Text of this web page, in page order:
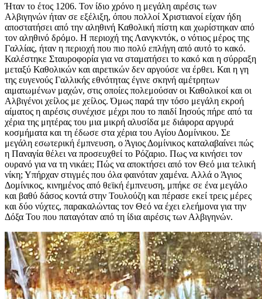
Ήταν το έτος 1206. Τον ίδιο χρόνο η μεγάλη αιρέσις των
Αλβιγηνών ήταν σε εξέλιξη, όπου πολλοί Χριστιανοί είχαν ήδη
αποστατήσει από την αληθινή Καθολική πίστη και χωρίστηκαν από
τον αληθινό δρόμο. Η περιοχή της Λανγκντόκ, ο νότιος μέρος της
Γαλλίας, ήταν η περιοχή που πιο πολύ επλήγη από αυτό το κακό.
Καλέστηκε Σταυροφορία για να σταματήσει το κακό και η σύρραξη
μεταξύ Καθολικών και αιρετικών δεν αργούσε να έρθει. Και η γη
της ευγενούς Γαλλικής εθνότητας έγινε σκηνή αμέτρητων
αιματωμένων μαχών, στις οποίες πολεμούσαν οι Καθολικοί και οι
Αλβιγένοι χείλος με χείλος. Όμως παρά την τόσο μεγάλη εκροή
αίματος η αιρέσις συνέχισε μέχρι που το παιδί Ιησούς πήρε από τα
χέρια της μητέρας του μια μικρή αλυσίδα με διάφορα αργυρά
κοσμήματα και τη έδωσε στα χέρια του Αγίου Δομίνικου. Σε
μεγάλη εσωτερική έμπνευση, ο Άγιος Δομίνικος καταλαβαίνει πώς
η Παναγία θέλει να προσευχθεί το Ρόζαριο. Πως να κινήσει τον
ουρανό για να τη νικάει; Πώς να αποκτήσει από τον Θεό μια τελική
νίκη; Υπήρχαν στιγμές που όλα φαινόταν χαμένα. Αλλά ο Άγιος
Δομίνικος, κινημένος από θεϊκή έμπνευση, μπήκε σε ένα μεγάλο
και βαθύ δάσος κοντά στην Τουλούζη και πέρασε εκεί τρεις μέρες
και δύο νύχτες, παρακαλώντας τον Θεό να έχει ελεήμονα για την
Δόξα Του που παταγόταν από τη ίδια αιρέσις των Αλβιγηνών.